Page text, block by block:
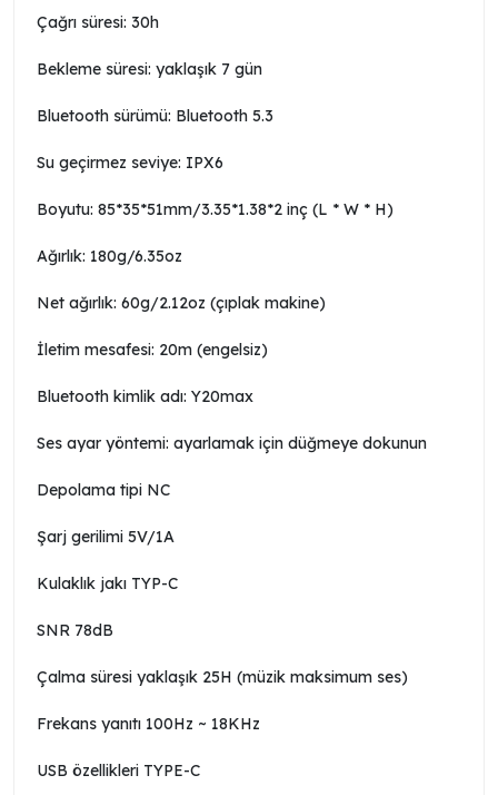
Çağrı süresi: 30h
Bekleme süresi: yaklaşık 7 gün
Bluetooth sürümü: Bluetooth 5.3
Su geçirmez seviye: IPX6
Boyutu: 85*35*51mm/3.35*1.38*2 inç (L * W * H)
Ağırlık: 180g/6.35oz
Net ağırlık: 60g/2.12oz (çıplak makine)
İletim mesafesi: 20m (engelsiz)
Bluetooth kimlik adı: Y20max
Ses ayar yöntemi: ayarlamak için düğmeye dokunun
Depolama tipi NC
Şarj gerilimi 5V/1A
Kulaklık jakı TYP-C
SNR 78dB
Çalma süresi yaklaşık 25H (müzik maksimum ses)
Frekans yanıtı 100Hz ~ 18KHz
USB özellikleri TYPE-C